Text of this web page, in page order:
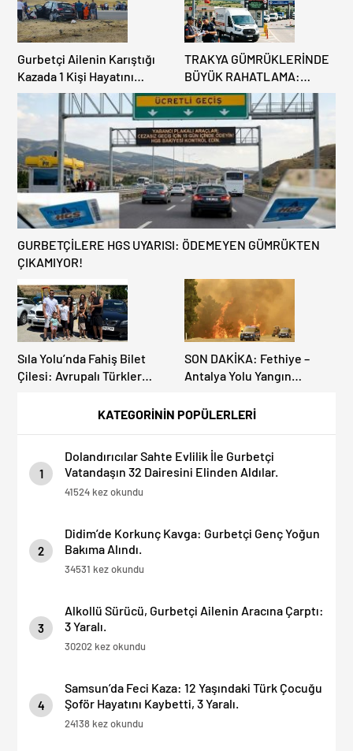
KATEGORİNİN POPÜLERLERİ
1
Dolandırıcılar Sahte Evlilik İle Gurbetçi
Vatandaşın 32 Dairesini Elinden Aldılar.
41524 kez okundu
2
Didim’de Korkunç Kavga: Gurbetçi Genç Yoğun
Bakıma Alındı.
34531 kez okundu
3
Alkollü Sürücü, Gurbetçi Ailenin Aracına Çarptı:
3 Yaralı.
30202 kez okundu
4
Samsun’da Feci Kaza: 12 Yaşındaki Türk Çocuğu
Şoför Hayatını Kaybetti, 3 Yaralı.
24138 kez okundu
Gurbetçi Ailenin Karıştığı
Kazada 1 Kişi Hayatını
Kaybederken, 7 kişi
Yaralandı.
TRAKYA GÜMRÜKLERİNDE
BÜYÜK RAHATLAMA:
DEREKÖY HAFİF TİCARİ
ARAÇLARA AÇILIYOR!
GURBETÇİLERE HGS UYARISI: ÖDEMEYEN GÜMRÜKTEN
ÇIKAMIYOR!
Sıla Yolu’nda Fahiş Bilet
Çilesi: Avrupalı Türkler
Gümrükler Kilitlendi!
SON DAKİKA: Fethiye –
Antalya Yolu Yangın
Kapatıldı! Tahliyeler